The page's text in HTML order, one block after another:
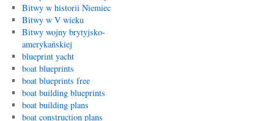
Bitwy w historii Niemiec
Bitwy w V wieku
Bitwy wojny brytyjsko-
amerykańskiej
blueprint yacht
boat blueprints
boat blueprints free
boat building blueprints
boat building plans
boat construction plans